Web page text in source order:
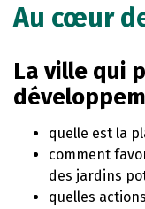
Au cœur
La ville qui
d
quelle est la
comment
des jardins
quelles